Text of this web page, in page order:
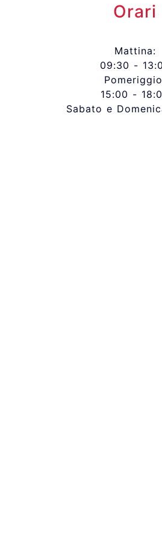
Orari
Mattina:
09:30 -
15:00 -
Sabato e